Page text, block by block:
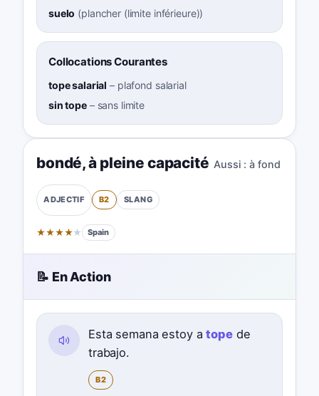
suelo (plancher (limite inférieure))
Collocations Courantes
tope salarial – plafond salarial
sin tope– sans limite
bondé,à pleine capacité Aussi : à fond
ADJECTIF B2 SLANG
★★★★★ Spain
📝 En Action
Esta semana estoy atopede
trabajo.
B2